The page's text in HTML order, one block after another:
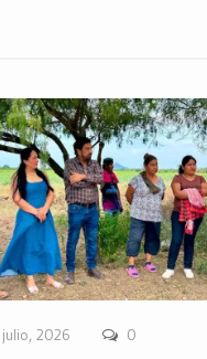
2026 0